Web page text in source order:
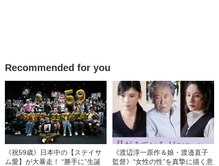
Recommended for you
《祝59歳》日本中の【ステイサ
ム愛】が大暴走！ “勝手に”生誕
《渡辺淳一原作＆娘・渡邉直子
監督》“女性の性”を真摯に描く意